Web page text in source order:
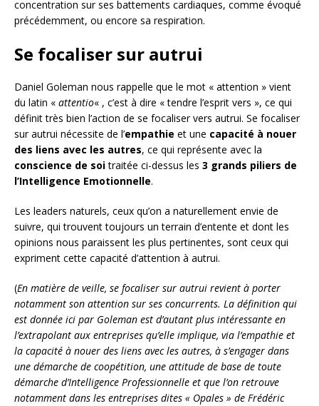
concentration sur ses battements cardiaques, comme évoqué
précédemment, ou encore sa respiration.
Se focaliser sur autrui
Daniel Goleman nous rappelle que le mot « attention » vient
du latin « attentio« , c’est à dire « tendre l’esprit vers », ce qui
définit très bien l’action de se focaliser vers autrui. Se focaliser
sur autrui nécessite de l’empathie et une capacité à nouer
des liens avec les autres, ce qui représente avec la
conscience de soitraitée ci-dessus les 3 grands piliers de
l’Intelligence Emotionnelle.
Les leaders naturels, ceux qu’on a naturellement envie de
suivre, qui trouvent toujours un terrain d’entente et dont les
opinions nous paraissent les plus pertinentes, sont ceux qui
expriment cette capacité d’attention à autrui.
(En matière de veille, se focaliser sur autrui revient à porter
notamment son attention sur ses concurrents. La définition qui
est donnée ici par Goleman est d’autant plus intéressante en
l’extrapolant aux entreprises qu’elle implique, via l’empathie et
la capacité à nouer des liens avec les autres, à s’engager dans
une démarche de coopétition, une attitude de base de toute
démarche d’Intelligence Professionnelle et que l’on retrouve
notamment dans les entreprises dites « Opales » de Frédéric